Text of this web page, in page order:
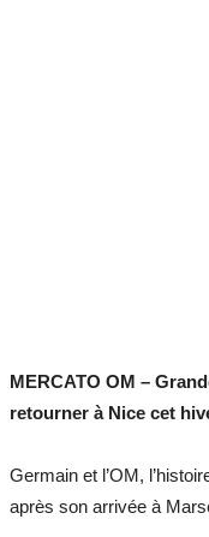
MERCATO OM –
retourner à Nice cet
Germain et l’OM,
après son arrivée à